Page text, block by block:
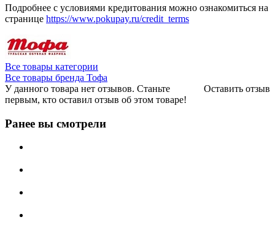
Подробнее с условиями кредитования можно ознакомиться на
странице https://www.pokupay.ru/credit_terms
Все товары категории
Все товары бренда Тофа
Оставить отзыв
У данного товара нет отзывов. Станьте
первым, кто оставил отзыв об этом товаре!
Ранее вы смотрели